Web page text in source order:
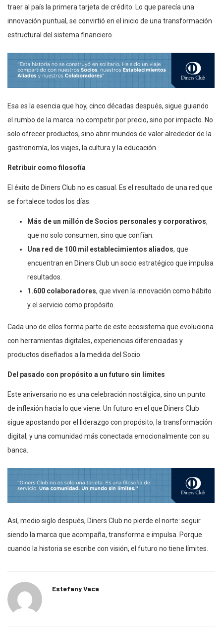
traer al país la primera tarjeta de crédito. Lo que parecía una
innovación puntual, se convirtió en el inicio de una transformación
estructural del sistema financiero.
Esa es la esencia que hoy, cinco décadas después, sigue guiando
el rumbo de la marca: no competir por precio, sino por impacto. No
solo ofrecer productos, sino abrir mundos de valor alrededor de la
gastronomía, los viajes, la cultura y la educación.
Retribuir como filosofía
El éxito de Diners Club no es casual. Es el resultado de una red que
se fortalece todos los días:
Más de un millón de Socios personales y corporativos,
que no solo consumen, sino que confían.
Una red de 100 mil establecimientos aliados, que
encuentran en Diners Club un socio estratégico que impulsa
resultados.
1.600 colaboradores, que viven la innovación como hábito
y el servicio como propósito.
Cada uno de ellos forma parte de este ecosistema que evoluciona
con herramientas digitales, experiencias diferenciadas y
productos diseñados a la medida del Socio.
Del pasado con propósito a un futuro sin límites
Este aniversario no es una celebración nostálgica, sino un punto
de inflexión hacia lo que viene. Un futuro en el que Diners Club
sigue apostando por el liderazgo con propósito, la transformación
digital, y una comunidad más conectada emocionalmente con su
banca.
Así, medio siglo después, Diners Club no pierde el norte: seguir
siendo la marca que acompaña, transforma e impulsa. Porque
cuando la historia se escribe con visión, el futuro no tiene límites.
Estefany Vaca